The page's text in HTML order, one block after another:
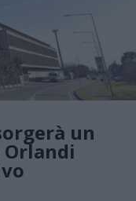
un
Orlandi